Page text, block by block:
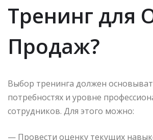
Тренинг для
Продаж?
Выбор тренинга должен
потребностях и уровне
сотрудников. Для этого можно:
— Провести оценку текущих